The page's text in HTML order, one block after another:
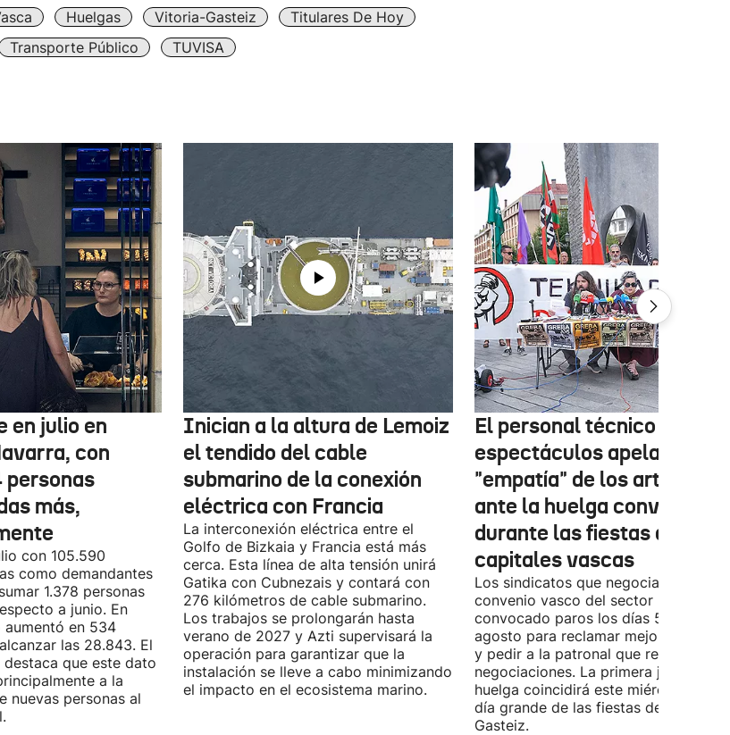
Huelgas Vitoria-Gasteiz
Titulares De Hoy
Transporte Público TUVISA
en julio en
con
personas
más,
con 105.590
como demandantes
1.378 personas
a junio. En
aumentó en 534
las 28.843. El
destaca que este dato
a la
nuevas personas al
Inician a la altura de Lemoiz
el tendido del cable
submarino de la conexión
eléctrica con Francia
La interconexión eléctrica entre el
Golfo de Bizkaia y Francia está más
cerca. Esta línea de alta tensión unirá
Gatika con Cubnezais y contará con
276 kilómetros de cable submarino.
Los trabajos se prolongarán hasta
verano de 2027 y Azti supervisará la
operación para garantizar que la
instalación se lleve a cabo minimizando
el impacto en el ecosistema marino.
El personal técnico de
espectáculos apela a la
"empatía" de los artistas
ante la huelga convocada
durante las fiestas de las
capitales vascas
Los sindicatos que negocian el
convenio vasco del sector han
convocado paros los días 5, 14 y 26
agosto para reclamar mejoras
y pedir a la patronal que retome las
negociaciones. La primera jornada de
huelga coincidirá este miércoles con
día grande de las fiestas de Vitoria-
Gasteiz.